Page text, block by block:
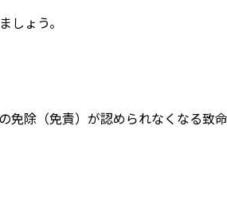
ょう。
除（免責）が認められなくなる致